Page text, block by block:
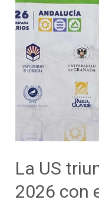
La US
2026 con
US
triunfa
los
CEU
2026
con
Tenis
Mesa